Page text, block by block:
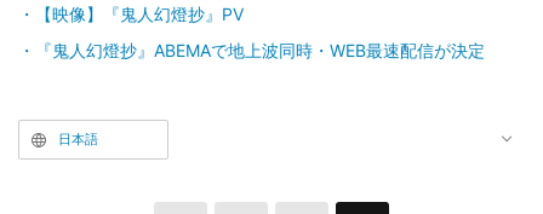
【映像】『鬼人幻燈抄』PV
『鬼人幻燈抄』ABEMAで地上波同時・WEB最速配信が決定
日本語